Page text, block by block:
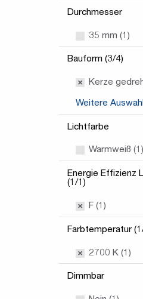
Durchmesser
35 mm (1)
Bauform (3/4)
Kerze
Weitere Auswahl
Lichtfarbe
Warmweiß (1)
Energie Effizienz
(1/1)
F (1)
Farbtemperatur
2700 K (1)
Dimmbar